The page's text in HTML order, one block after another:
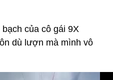
của cô gái 9X
dù lượn mà mình vô